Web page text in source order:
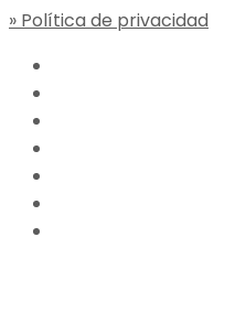
» Política de privacidad